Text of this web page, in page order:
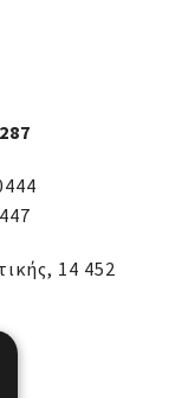
14 452